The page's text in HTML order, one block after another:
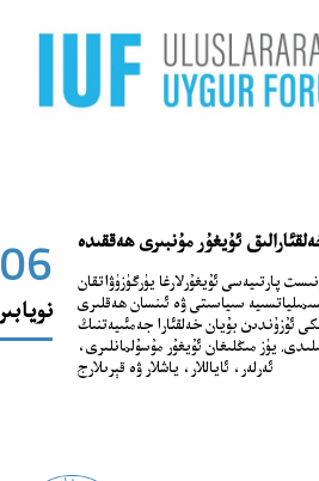
06
نويابىر
ئۇيغۇر مۇنبىرى ھەققىدە
پارتىيەسى ئۇيغۇرلارغا يۈرگۈزۈۋاتقان
سىياسىتى ۋە ئىنسان ھەقلىرى
ئۇزۇندىن بۇيان خەلقئارا جەمئىيەتنىڭ
يۈز مىڭلىغان ئۇيغۇر مۇسۇلمانلىرى،
ئەرلەر، ئاياللار، ياشلار ۋە قېرىلارج